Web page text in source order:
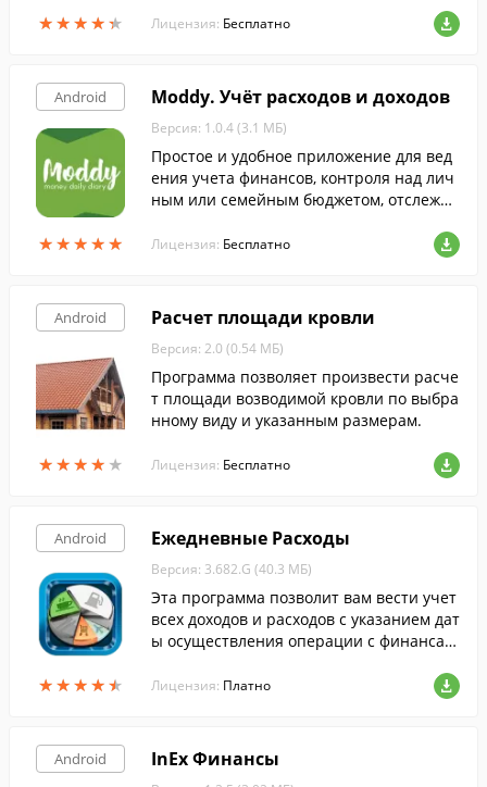
★★★★★
★★★★★ Лицензия: Бесплатно
Android
★★★★★
★★★★★
Moddy. Учёт расходов и доходов
Версия: 1.0.4 (3.1 МБ)
Простое и удобное приложение для вед
ения учета финансов, контроля над лич
ным или семейным бюджетом, отслежив
Лицензия: Бесплатно
Android
★★★★ ★
★★★★ ★
Расчет площади кровли
Версия: 2.0 (0.54 МБ)
Программа позволяет произвести расче
т площади возводимой кровли по выбра
нному виду и указанным размерам.
Лицензия: Бесплатно
Android
★★★★★
★★★★★
Ежедневные Расходы
Версия: 3.682.G (40.3 МБ)
Эта программа позволит вам вести учет
всех доходов и расходов с указанием дат
ы осуществления операции с финансам
дневную, месячную или годовую статис
Лицензия: Платно
Android InEx Финансы